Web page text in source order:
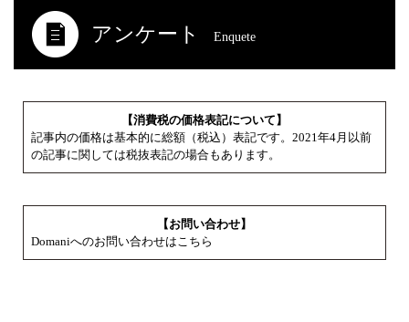
アンケート Enquete
【消費税の価格表記について】
記事内の価格は基本的に総額（税込）表記です。2021年4月以前
の記事に関しては税抜表記の場合もあります。
【お問い合わせ】
Domaniへのお問い合わせはこちら